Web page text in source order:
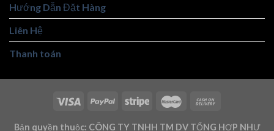
Hướng Dẫn Đặt Hàng
Liên Hệ
Thanh toán
Bản quyền thuộc: CÔNG TY TNHH TM DV TỔNG HỢP NHƯ